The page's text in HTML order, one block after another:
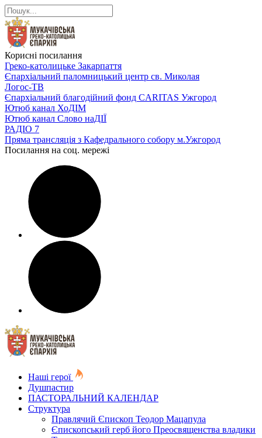
Корисні посилання
Греко-католицьке Закарпаття
Єпархіальний паломницький центр св. Миколая
Логос-ТВ
Єпархіальний благодійний фонд CARITAS Ужгород
Ютюб канал ХоДІМ
Ютюб канал Слово наДІЇ
РАДІО 7
Пряма трансляція з Кафедрального собору м.Ужгород
Посилання на соц. мережі
Наші герої
Душпастир
ПАСТОРАЛЬНИЙ КАЛЕНДАР
Структура
Правлячий Єпископ Теодор Мацапула
Єпископський герб його Преосвященства владики